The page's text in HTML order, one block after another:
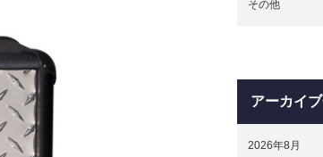
その他
アーカイ
2026年8月